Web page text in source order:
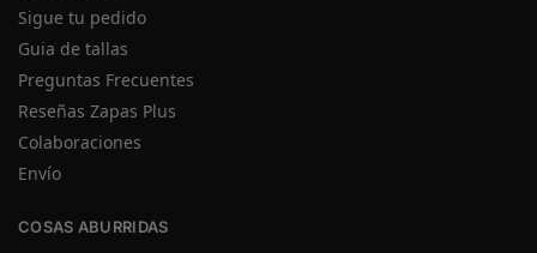
Sigue tu pedido
Guia de tallas
Preguntas Frecuentes
Reseñas Zapas Plus
Colaboraciones
Envío
COSAS ABURRIDAS